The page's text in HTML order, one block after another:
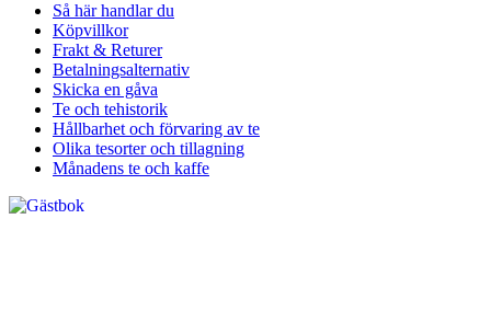
Så här handlar du
Köpvillkor
Frakt & Returer
Betalningsalternativ
Skicka en gåva
Te och tehistorik
Hållbarhet och förvaring av te
Olika tesorter och tillagning
Månadens te och kaffe